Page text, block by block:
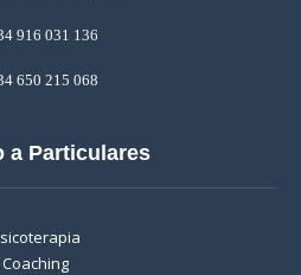
916 031 136
650 215 068
a Particulares
Coaching